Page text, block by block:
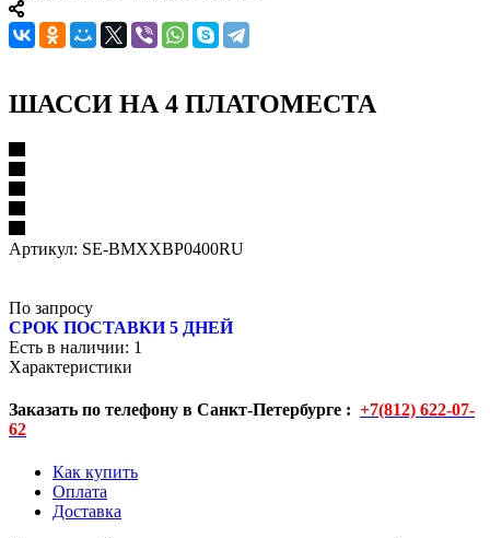
ШАССИ НА 4 ПЛАТОМЕСТА
Артикул: SE-BMXXBP0400RU
По запросу
СРОК ПОСТАВКИ 5 ДНЕЙ
Есть в наличии: 1
Характеристики
Заказать по телефону в Санкт-Петербурге : +7(812) 622-07-
62
Как купить
Оплата
Доставка